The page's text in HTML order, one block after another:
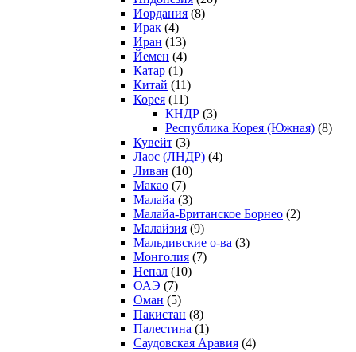
Иордания (8)
Ирак (4)
Иран (13)
Йемен (4)
Катар (1)
Китай (11)
Корея (11)
КНДР (3)
Республика Корея (Южная) (8)
Кувейт (3)
Лаос (ЛНДР) (4)
Ливан (10)
Макао (7)
Малайа (3)
Малайа-Британское Борнео (2)
Малайзия (9)
Мальдивские о-ва (3)
Монголия (7)
Непал (10)
ОАЭ (7)
Оман (5)
Пакистан (8)
Палестина (1)
Саудовская Аравия (4)